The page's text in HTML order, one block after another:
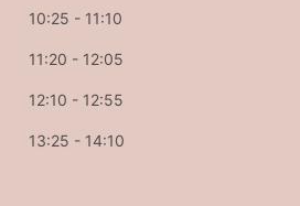
10:25 - 11:10
11:20 - 12:05
12:10 - 12:55
13:25 - 14:10